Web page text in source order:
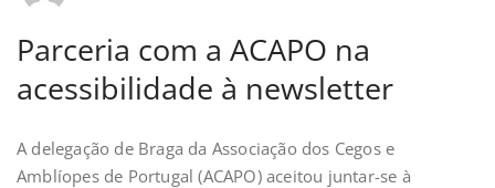
Parceria com a ACAPO na
acessibilidade à newsletter
A delegação de Braga da Associação dos Cegos e
Amblíopes de Portugal (ACAPO) aceitou juntar-se à